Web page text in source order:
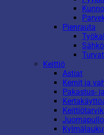
Pienrauta
Keittiö
Astiat
Kernit ja
Pakastus-